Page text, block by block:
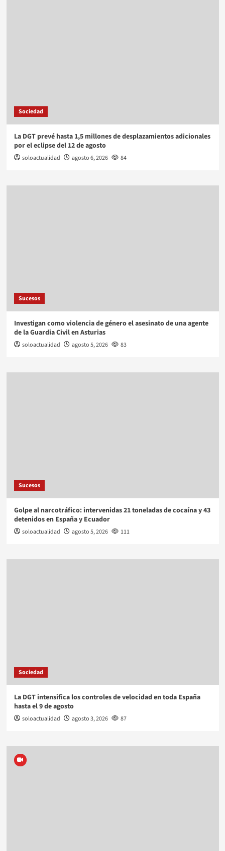
Sociedad
La DGT prevé hasta 1,5 millones de desplazamientos adicionales
por el eclipse del 12 de agosto
soloactualidad agosto 6, 2026 84
Sucesos
Investigan como violencia de género el asesinato de una agente
de la Guardia Civil en Asturias
soloactualidad agosto 5, 2026 83
Sucesos
Golpe al narcotráfico: intervenidas 21 toneladas de cocaína y 43
detenidos en España y Ecuador
soloactualidad agosto 5, 2026 111
Sociedad
La DGT intensifica los controles de velocidad en toda España
hasta el 9 de agosto
soloactualidad agosto 3, 2026 87